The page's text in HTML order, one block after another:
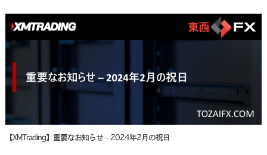
【XMTrading】重要なお知らせ – 2024年2月の祝日